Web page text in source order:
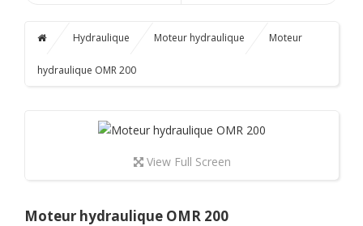
Hydraulique Moteur hydraulique Moteur
hydraulique OMR 200
View Full Screen
Moteur hydraulique OMR 200